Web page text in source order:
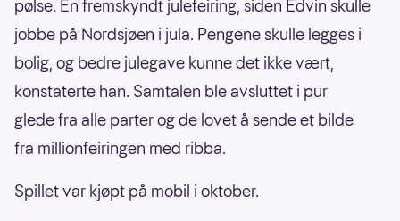
pølse. En fremskyndt julefeiring, siden Edvin skulle
jobbe på Nordsjøen i jula. Pengene skulle legges i
bolig, og bedre julegave kunne det ikke vært,
konstaterte han. Samtalen ble avsluttet i pur
glede fra alle parter og de lovet å sende et bilde
fra millionfeiringen med ribba.
Spillet var kjøpt på mobil i oktober.